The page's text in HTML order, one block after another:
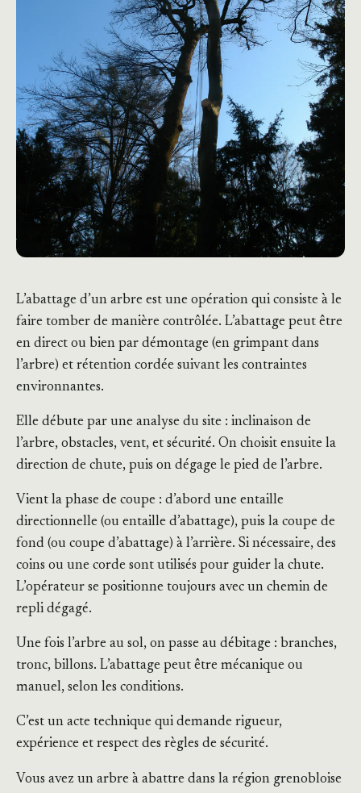
L’abattage d’un arbre est une opération qui consiste à le
faire tomber de manière contrôlée. L’abattage peut être
en direct ou bien par démontage (en grimpant dans
l’arbre) et rétention cordée suivant les contraintes
environnantes.
Elle débute par une analyse du site : inclinaison de
l’arbre, obstacles, vent, et sécurité. On choisit ensuite la
direction de chute, puis on dégage le pied de l’arbre.
Vient la phase de coupe : d’abord une entaille
directionnelle (ou entaille d’abattage), puis la coupe de
fond (ou coupe d’abattage) à l’arrière. Si nécessaire, des
coins ou une corde sont utilisés pour guider la chute.
L’opérateur se positionne toujours avec un chemin de
repli dégagé.
Une fois l’arbre au sol, on passe au débitage : branches,
tronc, billons. L’abattage peut être mécanique ou
manuel, selon les conditions.
C’est un acte technique qui demande rigueur,
expérience et respect des règles de sécurité.
Vous avez un arbre à abattre dans la région grenobloise